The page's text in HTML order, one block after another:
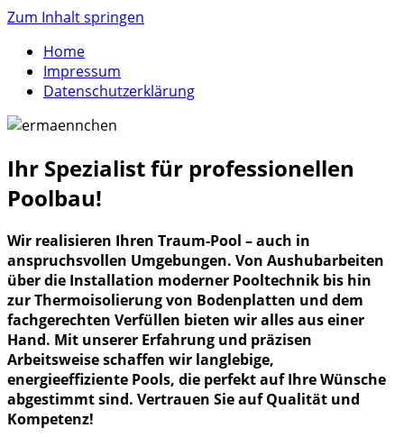
Zum Inhalt springen
Home
Impressum
Datenschutzerklärung
Ihr Spezialist für professionellen
Poolbau!
Wir realisieren Ihren Traum-Pool – auch in
anspruchsvollen Umgebungen. Von Aushubarbeiten
über die Installation moderner Pooltechnik bis hin
zur Thermoisolierung von Bodenplatten und dem
fachgerechten Verfüllen bieten wir alles aus einer
Hand. Mit unserer Erfahrung und präzisen
Arbeitsweise schaffen wir langlebige,
energieeffiziente Pools, die perfekt auf Ihre Wünsche
abgestimmt sind. Vertrauen Sie auf Qualität und
Kompetenz!